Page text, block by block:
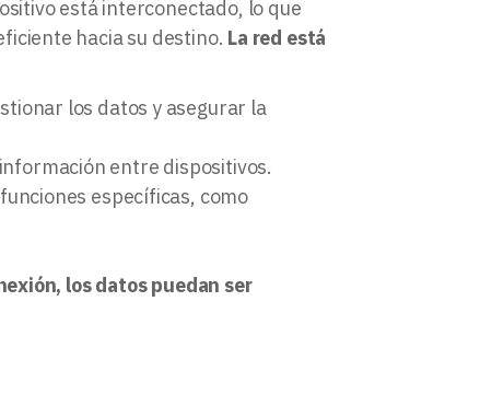
está interconectado, lo que
hacia su destino. La red está
los datos y asegurar la
entre dispositivos.
específicas, como
los datos puedan ser